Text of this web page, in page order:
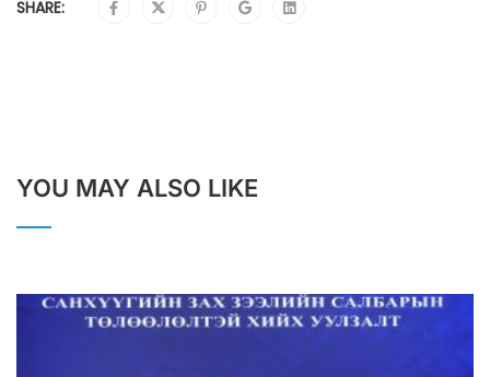
SHARE:
YOU MAY ALSO LIKE